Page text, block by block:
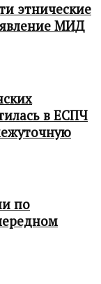
этнические
МИД
в ЕСПЧ
по